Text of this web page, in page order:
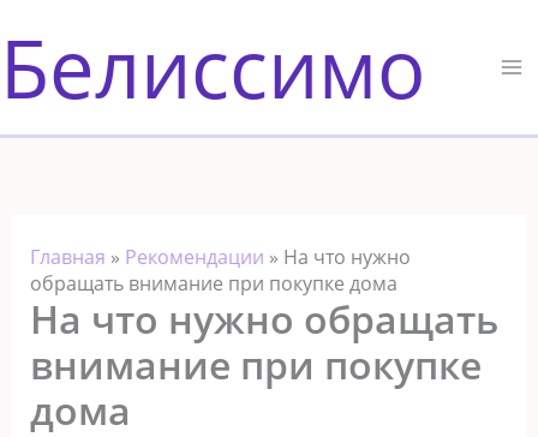
к
содержимому
Белиссимо
Главная » Рекомендации » На что нужно
обращать внимание при покупке дома
На что нужно обращать
внимание при покупке
дома